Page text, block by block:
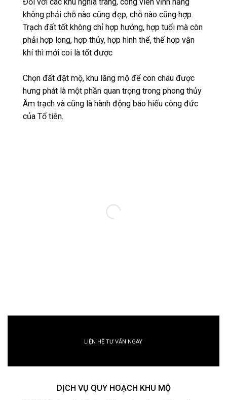
Đối với các khu nghĩa trang, công viên vĩnh hằng
không phải chỗ nào cũng đẹp, chỗ nào cũng hợp.
Trạch đất tốt không chỉ hợp hướng, hợp tuổi mà còn
phải hợp long, hợp thủy, hợp hình thế, thế hợp vận
khí thì mới coi là tốt được
Chọn đất đặt mộ, khu lăng mộ để con cháu được
hưng phát là một phần quan trọng trong phong thủy
Âm trạch và cũng là hành động báo hiếu công đức
của Tổ tiên.
LIỆN HỆ TƯ VẤN NGAY
DỊCH VỤ QUY HOẠCH KHU MỘ